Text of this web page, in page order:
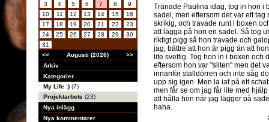
3
4 5 6 7 8
9
10
11 12 13 14 15
16
17
18 19 20 21 22
23
24
25 26 27 28 29
30
31
<<
Augusti (2026)
>>
Arkiv
Kategorier
My Life :) (7)
Projektarbete (23)
Nya inlägg
Nya kommentarer
Tränade Paulina idag, tog in hon i
sadel, men eftersom det var ett
skrikig, och travade runt i boxen
att lägga på hon en sadel. Så tog
riktigt pigg så hon travade och
jag, bättre att hon är pigg än att
lite svettig. Tog hon in i boxen
eftersom hon var "sliten" men det
innanför stalldörren och inte såg
upp sig igen. Men la iaf på ett
men får se om jag får lite med
att hålla hon när jag lägger på
haha.